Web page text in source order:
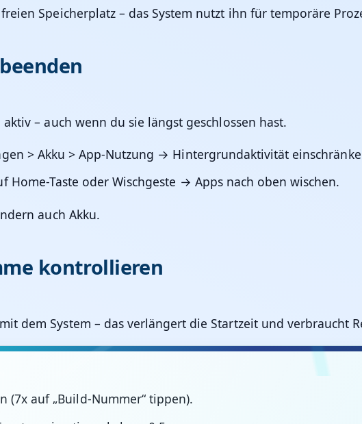
freien Speicherplatz– das System nutzt ihn für temporäre
– auch wenn du sie längst geschlossen hast.
> Akku > App-Nutzung → Hintergrundaktivität
Home-Taste oder Wischgeste → Apps nach oben wischen.
auch Akku.
kontrollieren
dem System – das verlängert die Startzeit und verbraucht
(7x auf „Build-Nummer“ tippen).